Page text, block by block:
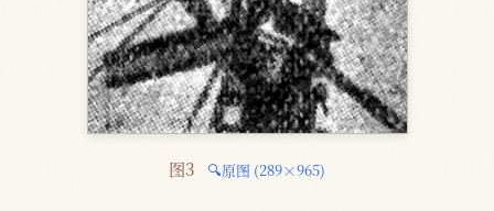
图3 🔍原图 (289×965)